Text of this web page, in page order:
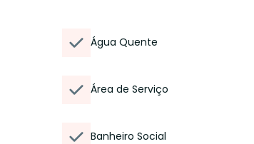
Água Quente
Área de Serviço
Banheiro Social